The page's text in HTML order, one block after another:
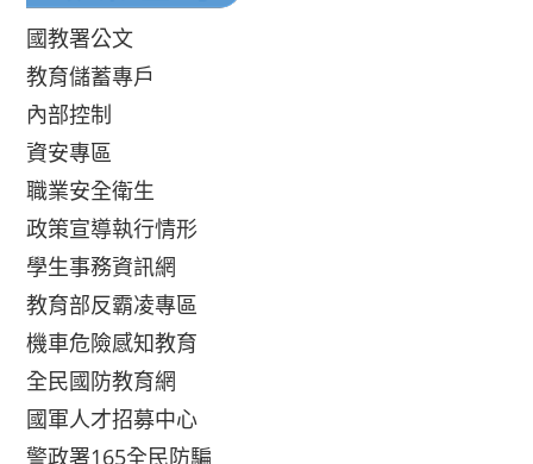
國教署公文
教育儲蓄專戶
內部控制
資安專區
職業安全衛生
政策宣導執行情形
學生事務資訊網
教育部反霸凌專區
機車危險感知教育
全民國防教育網
國軍人才招募中心
警政署165全民防騙